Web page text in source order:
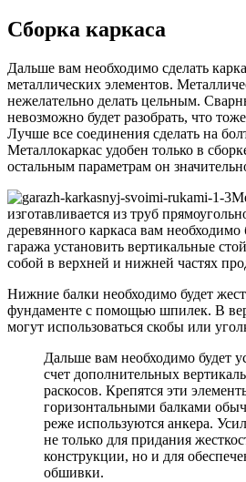
Сборка каркаса
Дальше вам необходимо сделать
металлических элементов.
нежелательно делать цельным.
невозможно будет разобрать, что
Лучше все соединения сделать на
Металлокаркас удобен только в
остальным параметрам он
изготавливается из труб
деревянного каркаса вам необходимо
гаража установить вертикальные
собой в верхней и нижней частях
Нижние балки необходимо будет
фундаменте с помощью шпилек. В
могут использоваться скобы или
Дальше вам необходимо будет
счет дополнительных
раскосов. Крепятся эти
горизонтальными балками
реже используются анкера.
не только для придания
конструкции, но и для
обшивки.